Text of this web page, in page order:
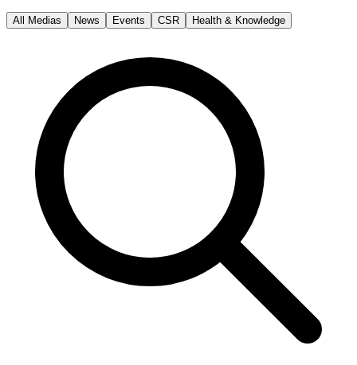
All Medias News Events CSR Health & Knowledge